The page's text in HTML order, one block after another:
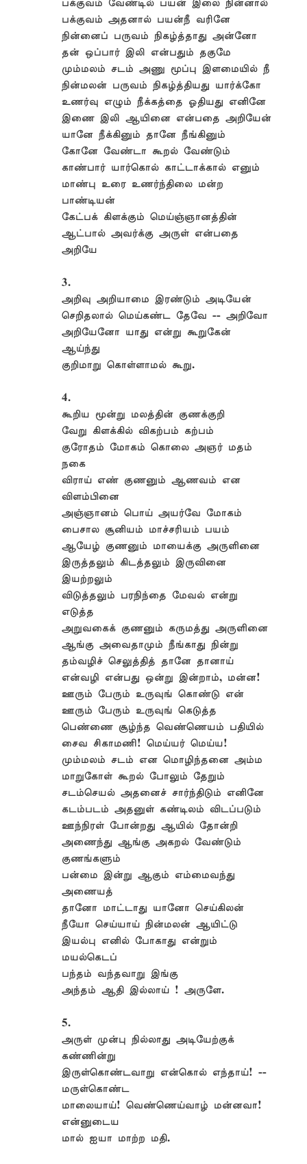
பக்குவம் வேண்டில் பயன் இலை நின்னால்
பக்குவம் அதனால் பயன்நீ வரினே
நின்னைப் பருவம் நிகழ்த்தாது அன்னோ
தன் ஒப்பார் இலி என்பதும் தகுமே
மும்மலம் சடம் அணு மூப்பு இளமையில் நீ
நின்மலன் பருவம் நிகழ்த்தியது யார்க்கோ
உணர்வு எழும் நீக்கத்தை ஓதியது எனினே
இணை இலி ஆயினை என்பதை அறியேன்
யானே நீக்கினும் தானே நீங்கினும்
கோனே வேண்டா கூறல் வேண்டும்
காண்பார் யார்கொல் காட்டாக்கால் எனும்
மாண்பு உரை உணர்ந்திலை மன்ற
பாண்டியன்
கேட்பக் கிளக்கும் மெய்ஞ்ஞானத்தின்
ஆட்பால் அவர்க்கு அருள் என்பதை
அறியே
3.
அறிவு அறியாமை இரண்டும் அடியேன்
செறிதலால் மெய்கண்ட தேவே -- அறிவோ
அறியேனோ யாது என்று கூறுகேன்
ஆய்ந்து
குறிமாறு கொள்ளாமல் கூறு.
4.
கூறிய மூன்று மலத்தின் குணக்குறி
வேறு கிளக்கில் விகற்பம் கற்பம்
குரோதம் மோகம் கொலை அஞர் மதம்
நகை
விராய் எண் குணனும் ஆணவம் என
விளம்பினை
அஞ்ஞானம் பொய் அயர்வே மோகம்
பைசால சூனியம் மாச்சரியம் பயம்
ஆயேழ் குணனும் மாயைக்கு அருளினை
இருத்தலும் கிடத்தலும் இருவினை
இயற்றலும்
விடுத்தலும் பரநிந்தை மேவல் என்று
எடுத்த
அறுவகைக் குணனும் கருமத்து அருளினை
ஆங்கு அவைதாமும் நீங்காது நின்று
தம்வழிச் செலுத்தித் தானே தானாய்
என்வழி என்பது ஒன்று இன்றாம், மன்ன!
ஊரும் பேரும் உருவுங் கொண்டு என்
ஊரும் பேரும் உருவுங் கெடுத்த
பெண்ணை சூழ்ந்த வெண்ணெயம் பதியில்
சைவ சிகாமணி! மெய்யர் மெய்ய!
மும்மலம் சடம் என மொழிந்தனை அம்ம
மாறுகோள் கூறல் போலும் தேறும்
சடம்செயல் அதனைச் சார்ந்திடும் எனினே
கடம்படம் அதனுள் கண்டிலம் விடப்படும்
ஊந்நிரள் போன்றது ஆயில் தோன்றி
அணைந்து ஆங்கு அகறல் வேண்டும்
குணங்களும்
பன்மை இன்று ஆகும் எம்மைவந்து
அணையத்
தானோ மாட்டாது யானோ செய்கிலன்
நீயோ செய்யாய் நின்மலன் ஆயிட்டு
இயல்பு எனில் போகாது என்றும்
மயல்கெடப்
பந்தம் வந்தவாறு இங்கு
அந்தம் ஆதி இல்லாய் ! அருளே.
5.
அருள் முன்பு நில்லாது அடியேற்குக்
கண்ணின்று
இருள்கொண்டவாறு என்கொல் எந்தாய்! --
மருள்கொண்ட
மாலையாய்! வெண்ணெய்வாழ் மன்னவா!
என்னுடைய
மால் ஐயா மாற்ற மதி.